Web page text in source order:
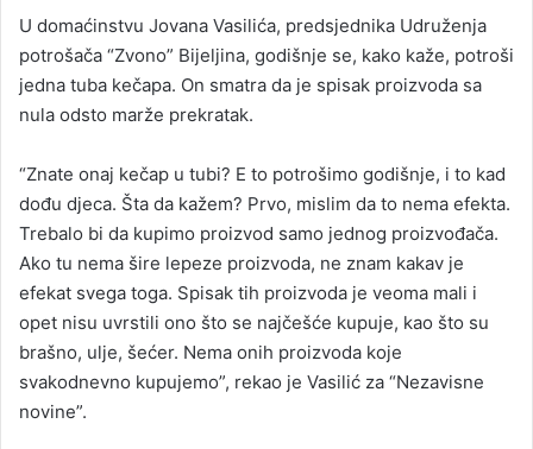
U domaćinstvu Jovana Vasilića, predsjednika Udruženja
potrošača “Zvono” Bijeljina, godišnje se, kako kaže, potroši
jedna tuba kečapa. On smatra da je spisak proizvoda sa
nula odsto marže prekratak.
“Znate onaj kečap u tubi? E to potrošimo godišnje, i to kad
dođu djeca. Šta da kažem? Prvo, mislim da to nema efekta.
Trebalo bi da kupimo proizvod samo jednog proizvođača.
Ako tu nema šire lepeze proizvoda, ne znam kakav je
efekat svega toga. Spisak tih proizvoda je veoma mali i
opet nisu uvrstili ono što se najčešće kupuje, kao što su
brašno, ulje, šećer. Nema onih proizvoda koje
svakodnevno kupujemo”, rekao je Vasilić za “Nezavisne
novine”.